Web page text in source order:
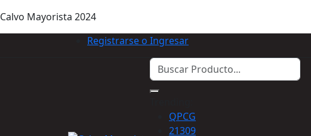
Calvo Mayorista 2024
Registrarse o Ingresar
QPCG
21309